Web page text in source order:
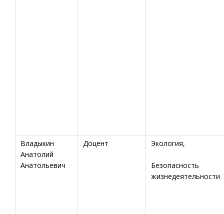
Владыкин
Анатолий
Анатольевич
Доцент Экология,
Безопасность
жизнедеятельности